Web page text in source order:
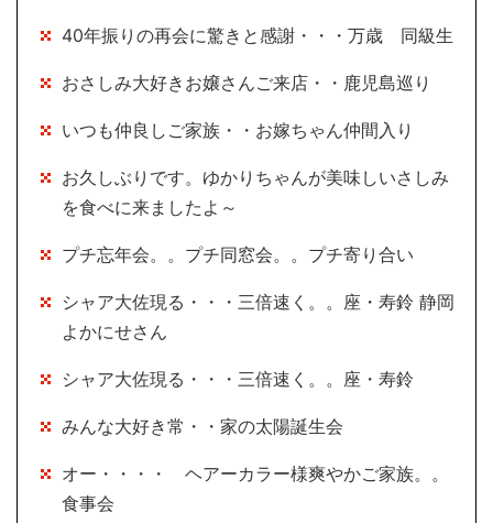
40年振りの再会に驚きと感謝・・・万歳 同級生
おさしみ大好きお嬢さんご来店・・鹿児島巡り
いつも仲良しご家族・・お嫁ちゃん仲間入り
お久しぶりです。ゆかりちゃんが美味しいさしみ
を食べに来ましたよ～
プチ忘年会。。プチ同窓会。。プチ寄り合い
シャア大佐現る・・・三倍速く。。座・寿鈴 静岡
よかにせさん
シャア大佐現る・・・三倍速く。。座・寿鈴
みんな大好き常・・家の太陽誕生会
オー・・・・ ヘアーカラー様爽やかご家族。。
食事会